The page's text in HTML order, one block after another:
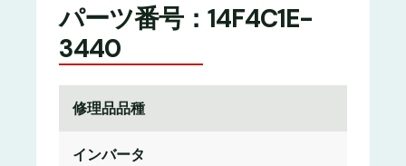
パーツ番号：14F4C1E-
3440
修理品品種
インバータ